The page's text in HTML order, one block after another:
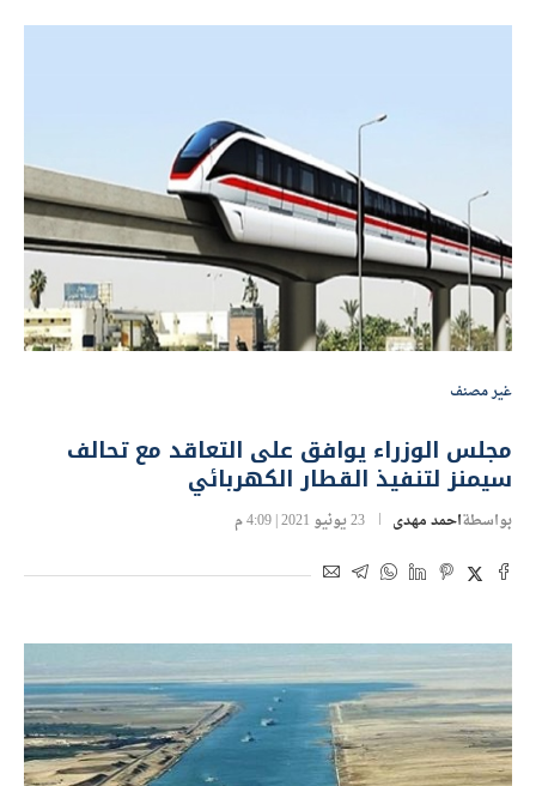
غير مصنف
مجلس الوزراء يوافق على التعاقد مع تحالف
سيمنز لتنفيذ القطار الكهربائي
بواسطةاحمد مهدى 23 يونيو 2021 | 4:09 م